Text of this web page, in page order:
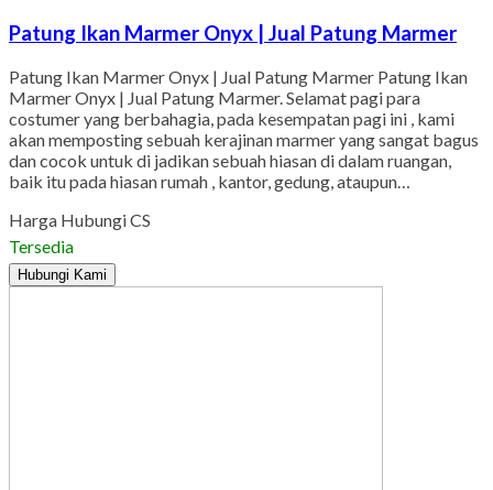
Patung Ikan Marmer Onyx | Jual Patung Marmer
Patung Ikan Marmer Onyx | Jual Patung Marmer Patung Ikan
Marmer Onyx | Jual Patung Marmer. Selamat pagi para
costumer yang berbahagia, pada kesempatan pagi ini , kami
akan memposting sebuah kerajinan marmer yang sangat bagus
dan cocok untuk di jadikan sebuah hiasan di dalam ruangan,
baik itu pada hiasan rumah , kantor, gedung, ataupun…
Harga Hubungi CS
Tersedia
Hubungi Kami